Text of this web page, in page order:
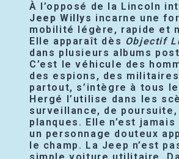
À l’opposé de la Lincoln
Jeep Willys incarne une
mobilité légère, rapide et
Elle apparaît dès Objectif
dans plusieurs albums
C’est le véhicule des
des espions, des
partout, s’intègre à tous
Hergé l’utilise dans les
surveillance, de poursuite,
planques. Elle n’est jamais
un personnage douteux
le champ. La Jeep n’est